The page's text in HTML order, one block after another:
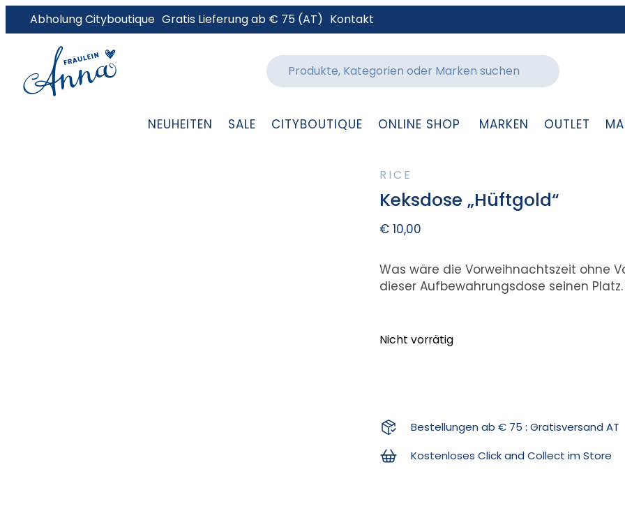
Abholung Cityboutique Gratis Lieferung ab € 75 (AT) Kontakt
NEUHEITEN SALE CITYBOUTIQUE ONLINE SHOP MARKEN OUTLET
RICE
Keksdose „Hüftgold“
€ 10,00
Was wäre die Vorweihnachtszeit ohne
dieser Aufbewahrungsdose seinen Platz.
Nicht vorrätig
Bestellungen ab € 75 : Gratisversand AT
Kostenloses Click and Collect im Store